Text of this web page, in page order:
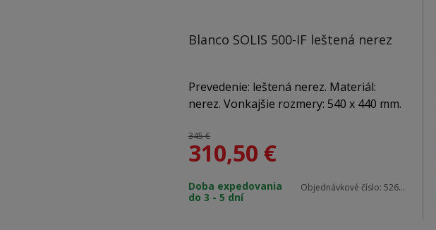
Blanco SOLIS 500-IF leštená nerez
Prevedenie: leštená nerez. Materiál:
nerez. Vonkajšie rozmery: 540 x 440 mm.
vaničky: 185 mm. V balení sa nachádza:
odtoková armatúra s prepadom, 3 1/2 "
zápachový uzáver s odbočkou pre
umývačku riadu.
345 €
310,50 €
Doba expedovania
do 3 - 5 dní
Objednávkové číslo: 526123